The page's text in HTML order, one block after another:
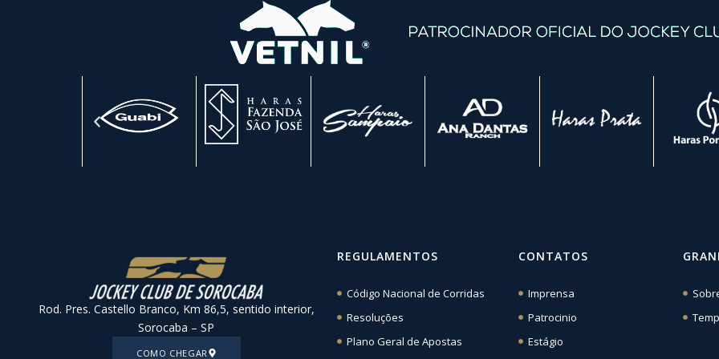
Rod. Pres. Castello Branco, Km 86,5, sentido interior,
Sorocaba – SP
COMO CHEGAR
REGULAMENTOS
Código Nacional de Corridas
Resoluções
Plano Geral de Apostas
CONTATOS
Imprensa
Patrocinio
Estágio